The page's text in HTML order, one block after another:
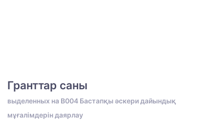
Гранттар саны
выделенных на B004 Бастапқы әскери дайындық
мұғалімдерін даярлау